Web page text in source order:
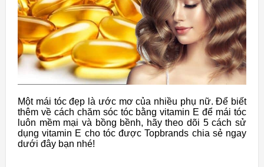
Một mái tóc đẹp là ước mơ của nhiều phụ nữ. Để biết
thêm về cách chăm sóc tóc bằng vitamin E để mái tóc
luôn mềm mại và bồng bềnh, hãy theo dõi 5 cách sử
dụng vitamin E cho tóc được Topbrands chia sẻ ngay
dưới đây bạn nhé!